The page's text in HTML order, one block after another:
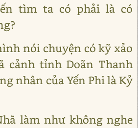
tìm ta có phải là có
nói chuyện có kỹ xảo
cảnh tỉnh Doãn Thanh
nhân của Yến Phi là Kỷ
làm như không nghe